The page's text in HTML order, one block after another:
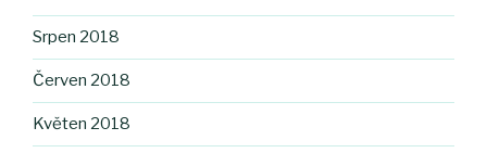
Srpen 2018
Červen 2018
Květen 2018